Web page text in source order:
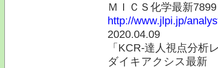
ＭＩＣＳ化学最新
http://www.jlpi.jp/
2020.04.09
「KCR-達人視点分析
ダイキアクシス最新